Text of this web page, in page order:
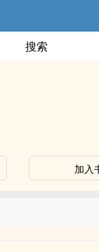
搜索
加入